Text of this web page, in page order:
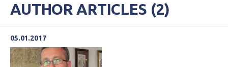
AUTHOR ARTICLES (2)
05.01.2017